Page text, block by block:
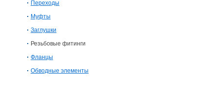
Переходы
Муфты
Заглушки
Резьбовые фитинги
Фланцы
Обводные элементы